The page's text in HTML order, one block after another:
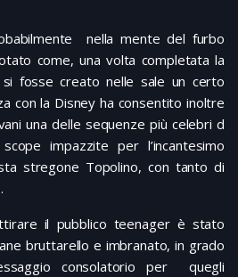
nella mente del furbo
come, una volta completata la
fosse creato nelle sale un certo
con la Disney ha consentito inoltre
una delle sequenze più celebri d
impazzite per l’incantesimo
stregone Topolino, con tanto di
il pubblico teenager è stato
bruttarello e imbranato, in grado
consolatorio per quegli